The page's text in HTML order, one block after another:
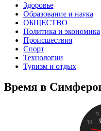
Здоровье
Образование и наука
ОБЩЕСТВО
Политика и экономика
Происшествия
Спорт
Технологии
Туризм и отдых
Время в